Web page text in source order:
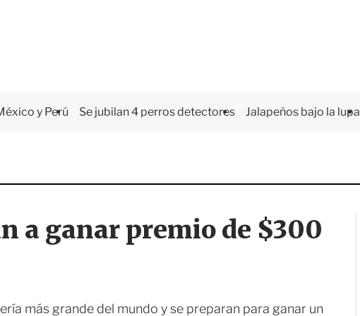
y Perú Se jubilan 4 perros detectores Jalapeños bajo la lupa
a ganar premio de $300
más grande del mundo y se preparan para ganar un